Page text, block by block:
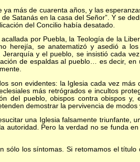
más de cuarenta años, y las
de Satanás en la casa del Señor”. Y se
del Concilio había desatado.
por Puebla, la Teología de la
herejía, se anatematizó y asedió a
Jerarquía y el pueblo, se insistió cada
de espaldas al pueblo… es decir,
evidentes: la Iglesia cada vez más
más retrógrados e incultos
del pueblo, obispos contra obispos y,
demostrar la pervivencia de
una Iglesia falsamente triunfante,
autoridad. Pero la verdad no se funda
los síntomas. Si retomamos el título